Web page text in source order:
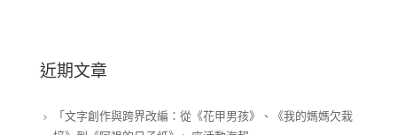
近期文章
「文字創作與跨界改編：從《花甲男孩》、《我的媽媽欠栽